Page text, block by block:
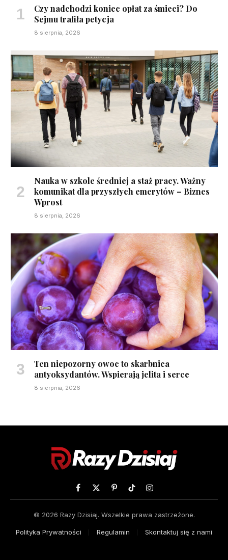
Czy nadchodzi koniec opłat za śmieci? Do
Sejmu trafiła petycja
8 sierpnia, 2026
Nauka w szkole średniej a staż pracy. Ważny
komunikat dla przyszłych emerytów – Biznes
Wprost
8 sierpnia, 2026
Ten niepozorny owoc to skarbnica
antyoksydantów. Wspierają jelita i serce
8 sierpnia, 2026
Facebook
X
PinterestTikTokInstagram
© 2026 Razy Dzisiaj. Wszelkie prawa zastrzeżone.
Polityka Prywatności Regulamin Skontaktuj się z nami